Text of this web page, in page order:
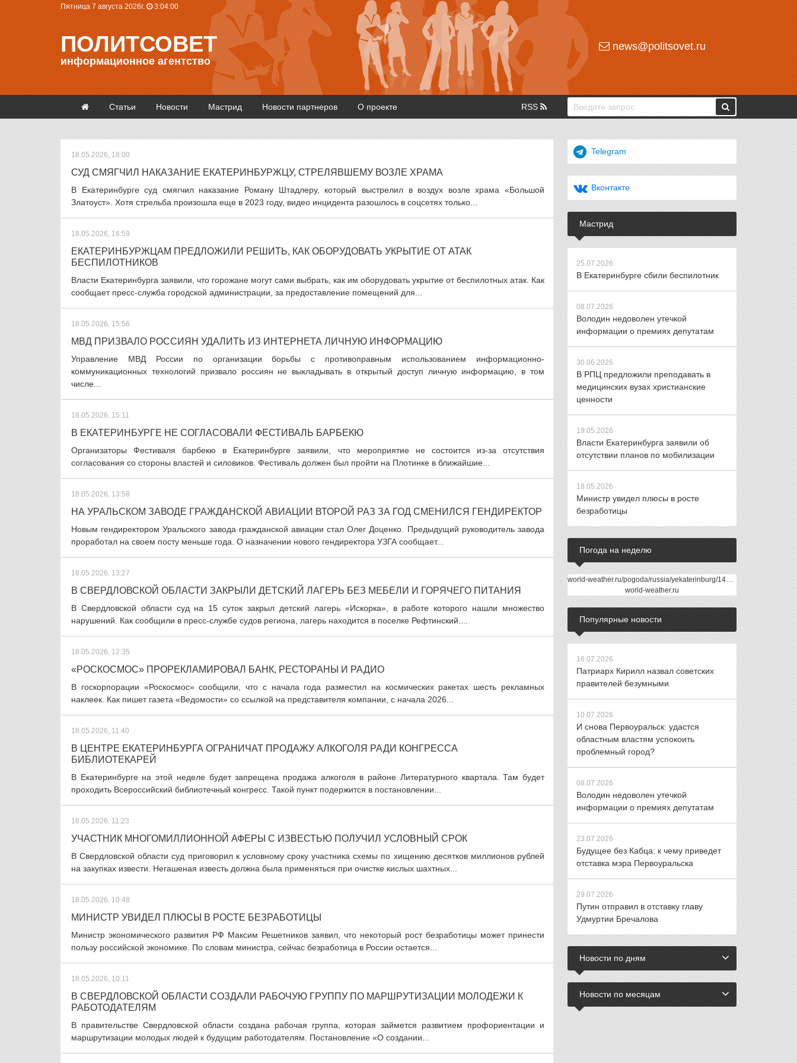
Пятница 7 августа 2026г. 3:04:01
ПОЛИТСОВЕТ
информационное агентство
news@politsovet.ru
Статьи Новости Мастрид Новости партнеров О проекте RSS
18.05.2026, 18:00
СУД СМЯГЧИЛ НАКАЗАНИЕ ЕКАТЕРИНБУРЖЦУ, СТРЕЛЯВШЕМУ ВОЗЛЕ ХРАМА
В Екатеринбурге суд смягчил наказание Роману Штадлеру, который выстрелил в воздух возле храма «Большой
Златоуст». Хотя стрельба произошла еще в 2023 году, видео инцидента разошлось в соцсетях только...
18.05.2026, 16:59
ЕКАТЕРИНБУРЖЦАМ ПРЕДЛОЖИЛИ РЕШИТЬ, КАК ОБОРУДОВАТЬ УКРЫТИЕ ОТ АТАК
БЕСПИЛОТНИКОВ
Власти Екатеринбурга заявили, что горожане могут сами выбрать, как им оборудовать укрытие от беспилотных атак. Как
сообщает пресс-служба городской администрации, за предоставление помещений для...
18.05.2026, 15:56
МВД ПРИЗВАЛО РОССИЯН УДАЛИТЬ ИЗ ИНТЕРНЕТА ЛИЧНУЮ ИНФОРМАЦИЮ
Управление МВД России по организации борьбы с противоправным использованием информационно-
коммуникационных технологий призвало россиян не выкладывать в открытый доступ личную информацию, в том
числе...
18.05.2026, 15:11
В ЕКАТЕРИНБУРГЕ НЕ СОГЛАСОВАЛИ ФЕСТИВАЛЬ БАРБЕКЮ
Организаторы Фестиваля барбекю в Екатеринбурге заявили, что мероприятие не состоится из-за отсутствия
согласования со стороны властей и силовиков. Фестиваль должен был пройти на Плотинке в ближайшие...
18.05.2026, 13:58
НА УРАЛЬСКОМ ЗАВОДЕ ГРАЖДАНСКОЙ АВИАЦИИ ВТОРОЙ РАЗ ЗА ГОД СМЕНИЛСЯ ГЕНДИРЕКТОР
Новым гендиректором Уральского завода гражданской авиации стал Олег Доценко. Предыдущий руководитель завода
проработал на своем посту меньше года. О назначении нового гендиректора УЗГА сообщает...
18.05.2026, 13:27
В СВЕРДЛОВСКОЙ ОБЛАСТИ ЗАКРЫЛИ ДЕТСКИЙ ЛАГЕРЬ БЕЗ МЕБЕЛИ И ГОРЯЧЕГО ПИТАНИЯ
В Свердловской области суд на 15 суток закрыл детский лагерь «Искорка», в работе которого нашли множество
нарушений. Как сообщили в пресс-службе судов региона, лагерь находится в поселке Рефтинский....
18.05.2026, 12:35
«РОСКОСМОС» ПРОРЕКЛАМИРОВАЛ БАНК, РЕСТОРАНЫ И РАДИО
В госкорпорации «Роскосмос» сообщили, что с начала года разместил на космических ракетах шесть рекламных
наклеек. Как пишет газета «Ведомости» со ссылкой на представителя компании, с начала 2026...
18.05.2026, 11:40
В ЦЕНТРЕ ЕКАТЕРИНБУРГА ОГРАНИЧАТ ПРОДАЖУ АЛКОГОЛЯ РАДИ КОНГРЕССА
БИБЛИОТЕКАРЕЙ
В Екатеринбурге на этой неделе будет запрещена продажа алкоголя в районе Литературного квартала. Там будет
проходить Всероссийский библиотечный конгресс. Такой пункт подержится в постановлении...
18.05.2026, 11:23
УЧАСТНИК МНОГОМИЛЛИОННОЙ АФЕРЫ С ИЗВЕСТЬЮ ПОЛУЧИЛ УСЛОВНЫЙ СРОК
В Свердловской области суд приговорил к условному сроку участника схемы по хищению десятков миллионов рублей
на закупках извести. Негашеная известь должна была применяться при очистке кислых шахтных...
18.05.2026, 10:48
МИНИСТР УВИДЕЛ ПЛЮСЫ В РОСТЕ БЕЗРАБОТИЦЫ
Министр экономического развития РФ Максим Решетников заявил, что некоторый рост безработицы может принести
пользу российской экономике. По словам министра, сейчас безработица в России остается...
18.05.2026, 10:11
В СВЕРДЛОВСКОЙ ОБЛАСТИ СОЗДАЛИ РАБОЧУЮ ГРУППУ ПО МАРШРУТИЗАЦИИ МОЛОДЕЖИ К
РАБОТОДАТЕЛЯМ
В правительстве Свердловской области создана рабочая группа, которая займется развитием профориентации и
маршрутизации молодых людей к будущим работодателям. Постановление «О создании...
Telegram
Вконтакте
Мастрид
25.07.2026
В Екатеринбурге сбили беспилотник
08.07.2026
Володин недоволен утечкой
информации о премиях депутатам
30.06.2026
В РПЦ предложили преподавать в
медицинских вузах христианские
ценности
19.05.2026
Власти Екатеринбурга заявили об
отсутствии планов по мобилизации
18.05.2026
Министр увидел плюсы в росте
безработицы
Погода на неделю
world-weather.ru/pogoda/russia/yekaterinburg/14days/
world-weather.ru
Популярные новости
16.07.2026
Патриарх Кирилл назвал советских
правителей безумными
10.07.2026
И снова Первоуральск: удастся
областным властям успокоить
проблемный город?
08.07.2026
Володин недоволен утечкой
информации о премиях депутатам
23.07.2026
Будущее без Кабца: к чему приведет
отставка мэра Первоуральска
29.07.2026
Путин отправил в отставку главу
Удмуртии Бречалова
Новости по дням
Новости по месяцам